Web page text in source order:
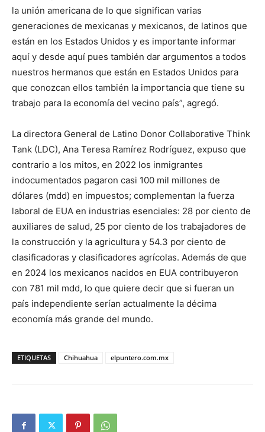
la unión americana de lo que significan varias
generaciones de mexicanas y mexicanos, de latinos que
están en los Estados Unidos y es importante informar
aquí y desde aquí pues también dar argumentos a todos
nuestros hermanos que están en Estados Unidos para
que conozcan ellos también la importancia que tiene su
trabajo para la economía del vecino país”, agregó.
La directora General de Latino Donor Collaborative Think
Tank (LDC), Ana Teresa Ramírez Rodríguez, expuso que
contrario a los mitos, en 2022 los inmigrantes
indocumentados pagaron casi 100 mil millones de
dólares (mdd) en impuestos; complementan la fuerza
laboral de EUA en industrias esenciales: 28 por ciento de
auxiliares de salud, 25 por ciento de los trabajadores de
la construcción y la agricultura y 54.3 por ciento de
clasificadoras y clasificadores agrícolas. Además de que
en 2024 los mexicanos nacidos en EUA contribuyeron
con 781 mil mdd, lo que quiere decir que si fueran un
país independiente serían actualmente la décima
economía más grande del mundo.
ETIQUETAS Chihuahua elpuntero.com.mx